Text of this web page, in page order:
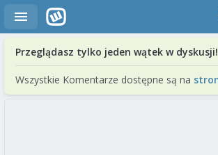
Przeglądasz tylko jeden wątek w dyskusji!
Wszystkie Komentarze dostępne są na